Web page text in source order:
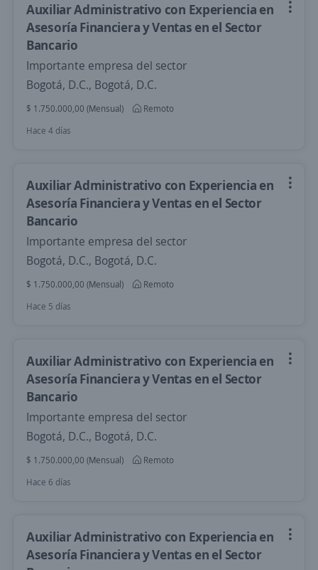
Auxiliar Administrativo con Experiencia en
Asesoría Financiera y Ventas en el Sector
Bancario
Importante empresa del sector
Bogotá, D.C., Bogotá, D.C.
$ 1.750.000,00 (Mensual)
Remoto
Hace 4 días
Auxiliar Administrativo con Experiencia en
Asesoría Financiera y Ventas en el Sector
Bancario
Importante empresa del sector
Bogotá, D.C., Bogotá, D.C.
$ 1.750.000,00 (Mensual)
Remoto
Hace 5 días
Auxiliar Administrativo con Experiencia en
Asesoría Financiera y Ventas en el Sector
Bancario
Importante empresa del sector
Bogotá, D.C., Bogotá, D.C.
$ 1.750.000,00 (Mensual)
Remoto
Hace 6 días
Auxiliar Administrativo con Experiencia en
Asesoría Financiera y Ventas en el Sector